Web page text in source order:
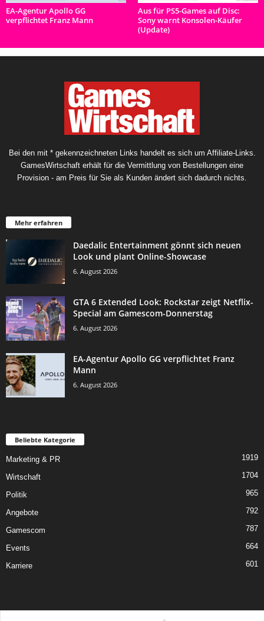
EA-Agentur Apollo GG
verpflichtet Franz Mann
Aus für PS5-Games auf Disc:
Sony warnt Konsolen-Käufer
(Update)
Bei den mit * gekennzeichneten Links handelt es sich um Affiliate-Links.
GamesWirtschaft erhält für die Vermittlung von Bestellungen eine
Provision - am Preis für Sie als Kunden ändert sich dadurch nichts.
Mehr erfahren
Daedalic Entertainment gönnt sich neuen
Look und plant Online-Showcase
6. August 2026
GTA 6 Extended Look: Rockstar zeigt Netflix-
Special am Gamescom-Donnerstag
6. August 2026
EA-Agentur Apollo GG verpflichtet Franz
Mann
6. August 2026
Beliebte Kategorie
Marketing & PR 1919
Wirtschaft 1704
Politik 965
Angebote 792
Gamescom 787
Events 664
Karriere 601